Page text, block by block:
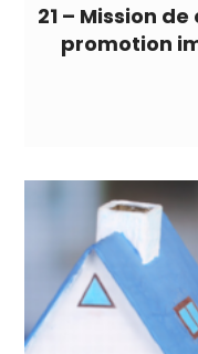
21 – Mission
promotion